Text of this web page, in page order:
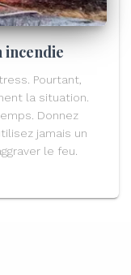
incendie
Pourtant,
la situation.
Donnez
jamais un
le feu.